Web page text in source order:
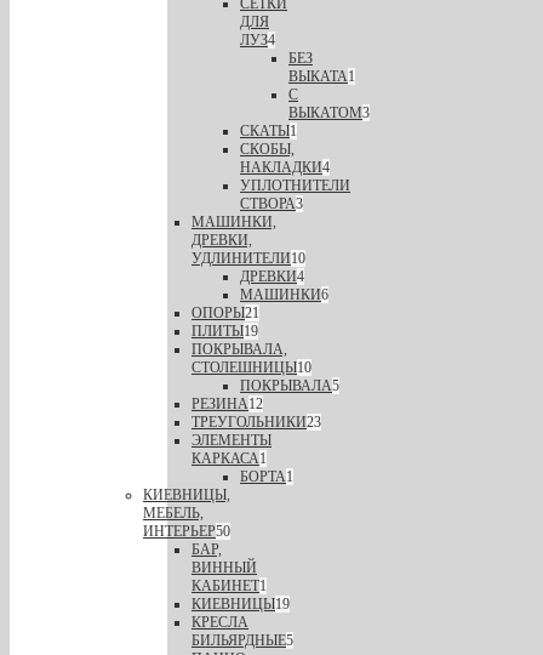
ДЛЯ
ЛУЗ4
БЕЗ
ВЫКАТА1
С
ВЫКАТОМ3
СКАТЫ1
СКОБЫ,
НАКЛАДКИ4
УПЛОТНИТЕЛИ
СТВОРА3
МАШИНКИ,
ДРЕВКИ,
УДЛИНИТЕЛИ10
ДРЕВКИ4
МАШИНКИ6
ОПОРЫ21
ПЛИТЫ19
ПОКРЫВАЛА,
СТОЛЕШНИЦЫ10
ПОКРЫВАЛА5
РЕЗИНА12
ТРЕУГОЛЬНИКИ23
ЭЛЕМЕНТЫ
КАРКАСА1
БОРТА1
КИЕВНИЦЫ,
МЕБЕЛЬ,
ИНТЕРЬЕР50
БАР,
ВИННЫЙ
КАБИНЕТ1
КИЕВНИЦЫ19
КРЕСЛА
БИЛЬЯРДНЫЕ5